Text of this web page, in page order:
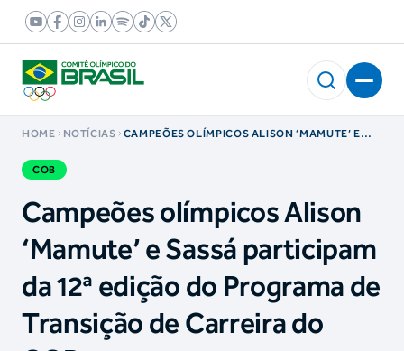
HOME NOTÍCIAS
CAMPEÕES OLÍMPICOS ALISON ‘MAMUTE’ E
COB
Campeões olímpicos Alison
‘Mamute’ e Sassá participam
da 12ª edição do Programa de
Transição de Carreira do